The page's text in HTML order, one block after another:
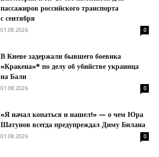
пассажиров российского транспорта
с сентября
01.08.2026 0
В Киеве задержали бывшего боевика
«Кракена»* по делу об убийстве украинца
на Бали
01.08.2026 0
«Я начал копаться и нашел!» — о чем Юра
Шатунов всегда предупреждал Диму Билана
01.08.2026 0